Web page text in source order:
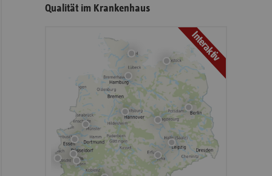
Qualität im Krankenhaus
Interaktiv